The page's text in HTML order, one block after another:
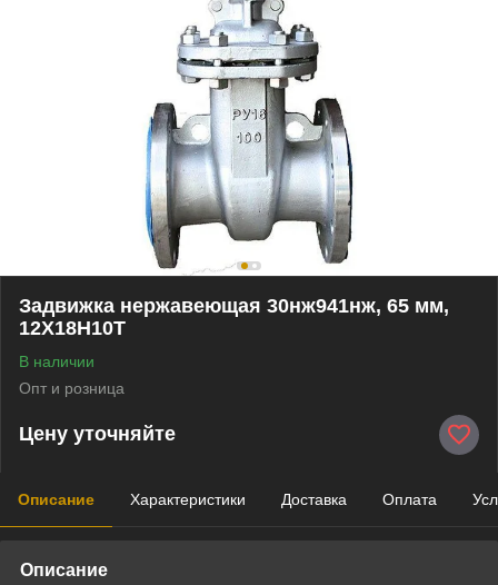
Задвижка нержавеющая 30нж941нж, 65 мм,
12Х18Н10Т
В наличии
Опт и розница
Цену уточняйте
Описание Характеристики Доставка Оплата
Описание